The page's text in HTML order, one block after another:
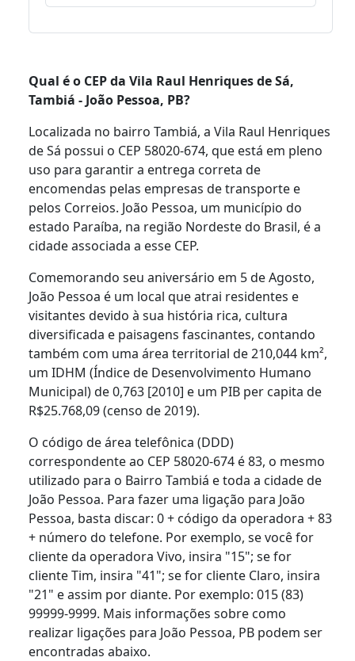
Qual é o CEP da Vila Raul Henriques de Sá,
Tambiá - João Pessoa, PB?
Localizada no bairro Tambiá, a Vila Raul Henriques
de Sá possui o CEP 58020-674, que está em pleno
uso para garantir a entrega correta de
encomendas pelas empresas de transporte e
pelos Correios. João Pessoa, um município do
estado Paraíba, na região Nordeste do Brasil, é a
cidade associada a esse CEP.
Comemorando seu aniversário em 5 de Agosto,
João Pessoa é um local que atrai residentes e
visitantes devido à sua história rica, cultura
diversificada e paisagens fascinantes, contando
também com uma área territorial de 210,044 km²,
um IDHM (Índice de Desenvolvimento Humano
Municipal) de 0,763 [2010] e um PIB per capita de
R$25.768,09 (censo de 2019).
O código de área telefônica (DDD)
correspondente ao CEP 58020-674 é 83, o mesmo
utilizado para o Bairro Tambiá e toda a cidade de
João Pessoa. Para fazer uma ligação para João
Pessoa, basta discar: 0 + código da operadora + 83
+ número do telefone. Por exemplo, se você for
cliente da operadora Vivo, insira "15"; se for
cliente Tim, insira "41"; se for cliente Claro, insira
"21" e assim por diante. Por exemplo: 015 (83)
99999-9999. Mais informações sobre como
realizar ligações para João Pessoa, PB podem ser
encontradas abaixo.